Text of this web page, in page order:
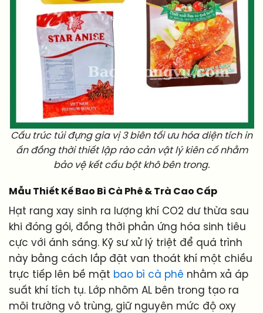
Cấu trúc túi đựng gia vị 3 biên tối ưu hóa diện tích in
ấn đồng thời thiết lập rào cản vật lý kiên cố nhằm
bảo vệ kết cấu bột khô bên trong.
Mẫu Thiết Kế Bao Bì Cà Phê & Trà Cao Cấp
Hạt rang xay sinh ra lượng khí CO2 dư thừa sau
khi đóng gói, đồng thời phản ứng hóa sinh tiêu
cực với ánh sáng. Kỹ sư xử lý triệt để quá trình
này bằng cách lắp đặt van thoát khí một chiều
trực tiếp lên bề mặt bao bì cà phê nhằm xả áp
suất khí tích tụ. Lớp nhôm AL bên trong tạo ra
môi trường vô trùng, giữ nguyên mức độ oxy